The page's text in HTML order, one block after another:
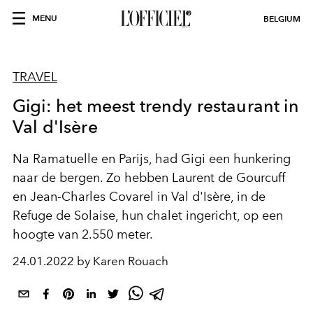
MENU BELGIUM
TRAVEL
Gigi: het meest trendy restaurant in
Val d'Isère
Na Ramatuelle en Parijs, had Gigi een hunkering
naar de bergen. Zo hebben Laurent de Gourcuff
en Jean-Charles Covarel in Val d'Isère, in de
Refuge de Solaise, hun chalet ingericht, op een
hoogte van 2.550 meter.
24.01.2022 by Karen Rouach